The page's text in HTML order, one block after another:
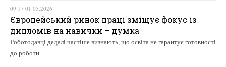
09:17 01.05.2026
Європейський ринок праці зміщує фокус із
дипломів на навички – думка
Роботодавці дедалі частіше визнають, що освіта не гарантує готовності
до роботи